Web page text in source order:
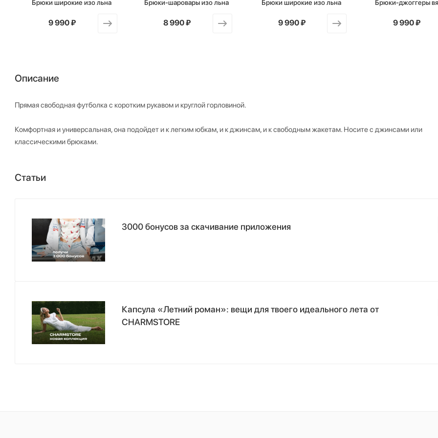
Брюки широкие изо льна
от9 990 ₽
Брюки-шаровары изо льна
от8 990 ₽
Брюки широкие изо льна
9 990 ₽
Брюки-джоггеры
9 990 ₽
Описание
Прямая свободная футболка с коротким рукавом и круглой горловиной.
Комфортная и универсальная, она подойдет и к легким юбкам, и к джинсам, и к свободным жакетам. Носите с джинсами или
классическими брюками.
Статьи
3000 бонусов за скачивание приложения
Капсула «Летний роман»: вещи для твоего идеального лета от
CHARMSTORE